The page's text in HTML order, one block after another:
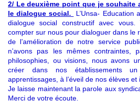
2/ Le deuxième point que je souhaite
le dialogue social.
L’Unsa- Education
dialogue social constructif avec vous.
compter sur nous pour dialoguer dans le
de l’amélioration de notre service
n’avons pas les mêmes contraintes,
philosophies, ou visions, nous avons
créer dans nos établissements
apprentissages, à l’éveil de nos élèves et
Je laisse maintenant la parole aux
Merci de votre écoute.